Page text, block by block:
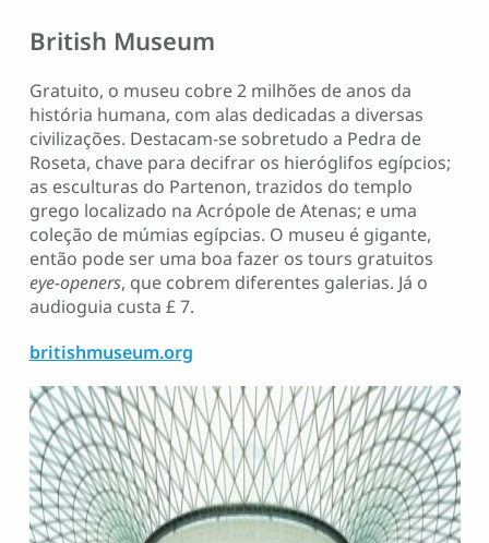
British Museum
Gratuito, o museu cobre 2 milhões de anos da
história humana, com alas dedicadas a diversas
civilizações. Destacam-se sobretudo a Pedra de
Roseta, chave para decifrar os hieróglifos egípcios;
as esculturas do Partenon, trazidos do templo
grego localizado na Acrópole de Atenas; e uma
coleção de múmias egípcias. O museu é gigante,
então pode ser uma boa fazer os tours gratuitos
eye-openers, que cobrem diferentes galerias. Já o
audioguia custa £ 7.
britishmuseum.org